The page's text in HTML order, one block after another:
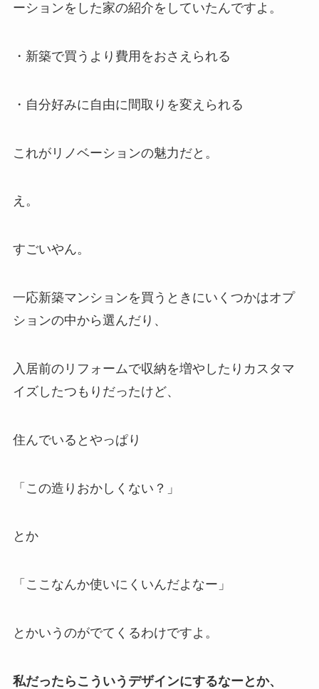
ーションをした家の紹介をしていたんですよ。
・新築で買うより費用をおさえられる
・自分好みに自由に間取りを変えられる
これがリノベーションの魅力だと。
え。
すごいやん。
一応新築マンションを買うときにいくつかはオプ
ションの中から選んだり、
入居前のリフォームで収納を増やしたりカスタマ
イズしたつもりだったけど、
住んでいるとやっぱり
「この造りおかしくない？」
とか
「ここなんか使いにくいんだよなー」
とかいうのがでてくるわけですよ。
私だったらこういうデザインにするなーとか、